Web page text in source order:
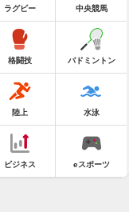
ラグビー 中央競馬
格闘技 バドミントン
陸上 水泳
ビジネス eスポーツ